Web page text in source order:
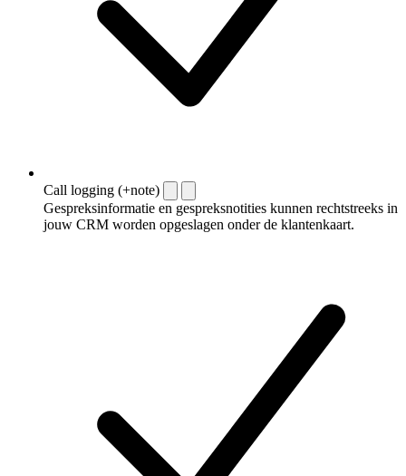
Call logging (+note)
Gespreksinformatie en gespreksnotities kunnen rechtstreeks in
jouw CRM worden opgeslagen onder de klantenkaart.